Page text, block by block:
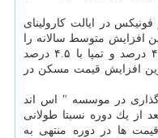
در ایالت كارولینای
افزایش متوسط سالانه را
داشته است و شهرهای شارلوت با ۴.۶ درصد و تمپا با ۴.۵ درصد
افزایش قیمت مسكن در
گذاری در موسسه " اس اند
از یك دوره نسبتا طولانی
ها در دوره منتهی به